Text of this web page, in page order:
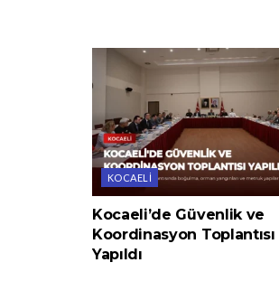
KOCAELI
Kocaeli’de Güvenlik ve
Koordinasyon Toplantısı
Yapıldı